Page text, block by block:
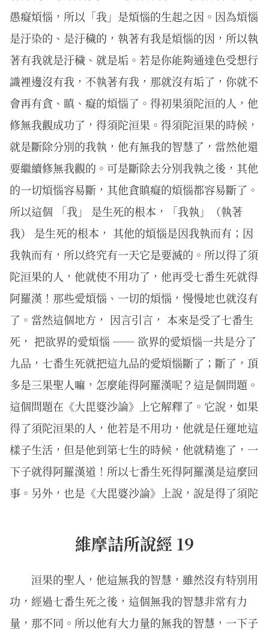
愚癡煩惱，所以「我」是煩惱的生起之因。因為煩惱
是汙染的、是汙穢的，執著有我是煩惱的因，所以執
著有我就是汙穢、就是垢。若是你能夠通達色受想行
識裡邊沒有我，不執著有我，那就沒有垢了，你就不
會再有貪、瞋、癡的煩惱了。得初果須陀洹的人，他
修無我觀成功了，得須陀洹果。得須陀洹果的時候，
就是斷除分別的我執，他有無我的智慧了，當然他還
要繼續修無我觀的。可是斷除去分別我執之後，其他
的一切煩惱容易斷，其他貪瞋癡的煩惱都容易斷了。
所以這個 「我」 是生死的根本，「我執」（執著
我） 是生死的根本， 其他的煩惱是因我執而有；因
我執而有，所以終究有一天它是要滅的。所以得了須
陀洹果的人，他就使不用功了，他再受七番生死就得
阿羅漢！那些愛煩惱、一切的煩惱，慢慢地也就沒有
了。當然這個地方， 因言引言， 本來是受了七番生
死， 把欲界的愛煩惱 ── 欲界的愛煩惱一共是分了
九品，七番生死就把這九品的愛煩惱斷了；斷了，頂
多是三果聖人嘛，怎麼能得阿羅漢呢？這是個問題。
這個問題在《大毘婆沙論》上它解釋了。它說，如果
得了須陀洹果的人，他若是不用功，他就是任運地這
樣子生活，但是他到第七生的時候，他就精進了，一
下子就得阿羅漢道！所以七番生死得阿羅漢是這麼回
事。另外，也是《大毘婆沙論》上說，說是得了須陀
維摩詰所說經 19
洹果的聖人，他這無我的智慧，雖然沒有特別用
功，經過七番生死之後，這個無我的智慧非常有力
量，那不同。所以他有大力量的無我的智慧，一下子